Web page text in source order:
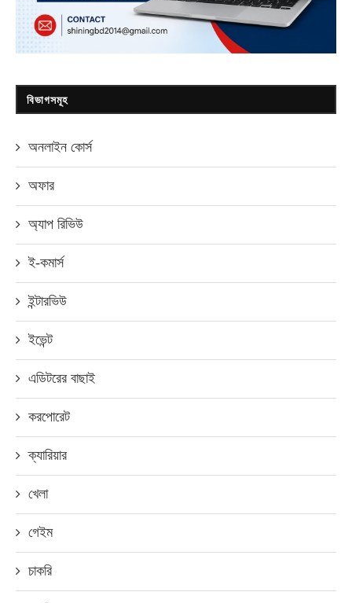
বিভাগসমূহ
অনলাইন কোর্স
অফার
অ্যাপ রিভিউ
ই-কমার্স
ইন্টারভিউ
ইভেন্ট
এডিটরের বাছাই
করপোরেট
ক্যারিয়ার
খেলা
গেইম
চাকরি